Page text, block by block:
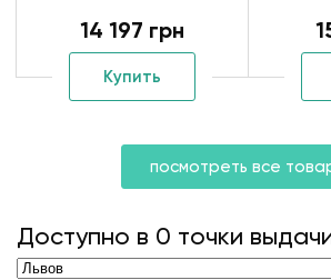
14 197 грн
Купить
посмотреть все
Доступно в 0 точки